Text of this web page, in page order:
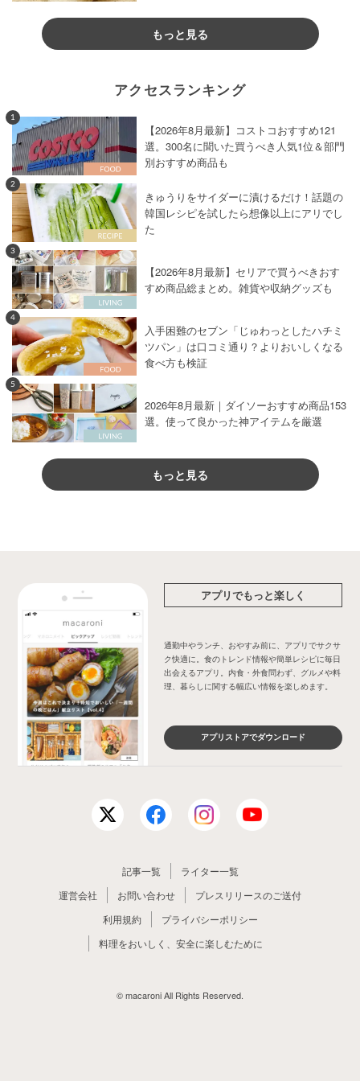
もっと見る
アクセスランキング
1
【2026年8月最新】コストコおすすめ121
選。300名に聞いた買うべき人気1位＆部門
別おすすめ商品も
2
きゅうりをサイダーに漬けるだけ！話題の
韓国レシピを試したら想像以上にアリでし
た
3
【2026年8月最新】セリアで買うべきおす
すめ商品総まとめ。雑貨や収納グッズも
4
入手困難のセブン「じゅわっとしたハチミ
ツパン」は口コミ通り？よりおいしくなる
食べ方も検証
5
2026年8月最新｜ダイソーおすすめ商品153
選。使って良かった神アイテムを厳選
もっと見る
アプリでもっと楽しく
通勤中やランチ、おやすみ前に、アプリでサクサ
ク快適に。食のトレンド情報や簡単レシピに毎日
出会えるアプリ。内食・外食問わず、グルメや料
理、暮らしに関する幅広い情報を楽しめます。
アプリストアでダウンロード
記事一覧
ライター一覧
運営会社
お問い合わせ
プレスリリースのご送付
利用規約
プライバシーポリシー
料理をおいしく、安全に楽しむために
© macaroni All Rights Reserved.